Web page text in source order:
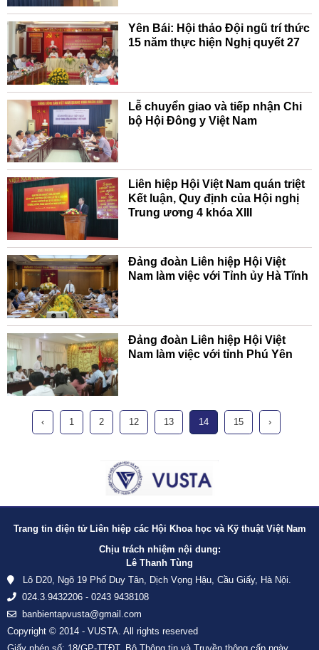
Yên Bái: Hội thảo Đội ngũ trí thức
15 năm thực hiện Nghị quyết 27
Lễ chuyển giao và tiếp nhận Chi
bộ Hội Đông y Việt Nam
Liên hiệp Hội Việt Nam quán triệt
Kết luận, Quy định của Hội nghị
Trung ương 4 khóa XIII
Đảng đoàn Liên hiệp Hội Việt
Nam làm việc với Tỉnh ủy Hà Tĩnh
Đảng đoàn Liên hiệp Hội Việt
Nam làm việc với tỉnh Phú Yên
‹ 1 2 12 13 14 15 ›
Trang tin điện tử Liên hiệp các Hội Khoa học và Kỹ thuật Việt Nam
Chịu trách nhiệm nội dung:
Lê Thanh Tùng
Lô D20, Ngõ 19 Phố Duy Tân, Dịch Vọng Hậu, Cầu Giấy, Hà Nội.
024.3.9432206 - 0243 9438108
banbientapvusta@gmail.com
Copyright © 2014 - VUSTA. All rights reserved